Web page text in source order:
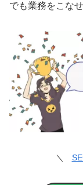
でも業務をこな
＼